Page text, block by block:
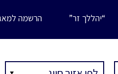
“יהללך זר” הרשמה